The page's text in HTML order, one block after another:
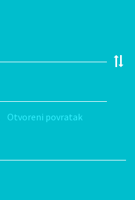
Otvoreni povratak